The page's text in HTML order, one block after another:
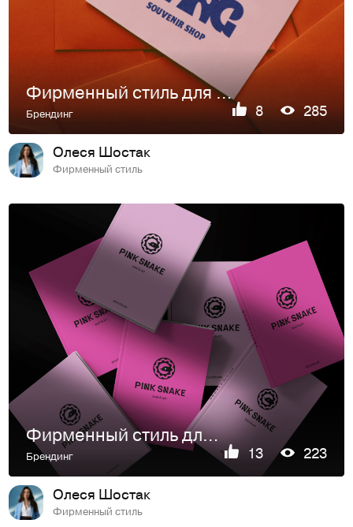
Фирменный стиль для магазина сувениров
Брендинг 8 285
Олеся Шостак
Фирменный стиль
Фирменный стиль для бренда рисования
Брендинг 13 223
Олеся Шостак
Фирменный стиль